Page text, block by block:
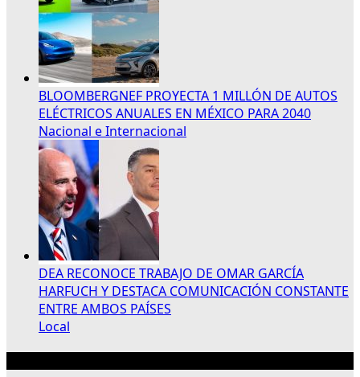
BLOOMBERGNEF PROYECTA 1 MILLÓN DE AUTOS
ELÉCTRICOS ANUALES EN MÉXICO PARA 2040
Nacional e Internacional
DEA RECONOCE TRABAJO DE OMAR GARCÍA
HARFUCH Y DESTACA COMUNICACIÓN CONSTANTE
ENTRE AMBOS PAÍSES
Local